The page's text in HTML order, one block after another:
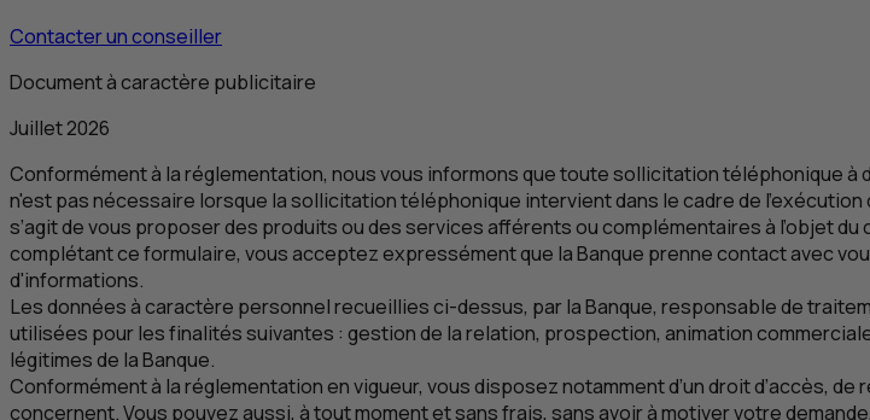
Contacter un conseiller
Document à caractère publicitaire
Juillet 2026
Conformément à la réglementation, nous vous informons que toute sollicitation téléphonique
n'est pas nécessaire lorsque la sollicitation téléphonique intervient dans le cadre de
s’agit de vous proposer des produits ou des services afférents ou complémentaires à l’objet
complétant ce formulaire, vous acceptez expressément que la Banque prenne contact avec
d'informations.
Les données à caractère personnel recueillies ci-dessus, par la Banque, responsable de
utilisées pour les finalités suivantes : gestion de la relation, prospection, animation
légitimes de la Banque.
Conformément à la réglementation en vigueur, vous disposez notamment d’un droit d’accès,
concernent. Vous pouvez aussi, à tout moment et sans frais, sans avoir à motiver votre